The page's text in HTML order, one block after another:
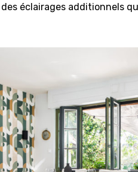
éclairages additionnels